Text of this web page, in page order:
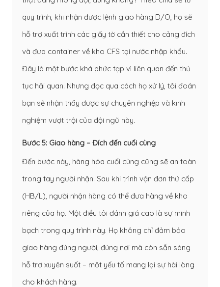
quy trình, khi nhận được lệnh giao hàng D/O, họ sẽ
hỗ trợ xuất trình các giấy tờ cần thiết cho cảng đích
và đưa container về kho CFS tại nước nhập khẩu.
Đây là một bước khá phức tạp vì liên quan đến thủ
tục hải quan. Nhưng đọc qua cách họ xử lý, tôi đoán
bạn sẽ nhận thấy được sự chuyên nghiệp và kinh
nghiệm vượt trội của đội ngũ này.
Bước 5: Giao hàng – Đích đến cuối cùng
Đến bước này, hàng hóa cuối cùng cũng sẽ an toàn
trong tay người nhận. Sau khi trình vận đơn thứ cấp
(HB/L), người nhận hàng có thể đưa hàng về kho
riêng của họ. Một điều tôi đánh giá cao là sự minh
bạch trong quy trình này. Họ không chỉ đảm bảo
giao hàng đúng người, đúng nơi mà còn sẵn sàng
hỗ trợ xuyên suốt – một yếu tố mang lại sự hài lòng
cho khách hàng.